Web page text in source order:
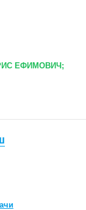
ЕФИМОВИЧ;